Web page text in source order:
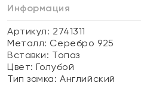
Информация
Артикул: 2741311
Металл: Серебро 925
Вставки: Топаз
Цвет:Голубой
Тип замка:Английский